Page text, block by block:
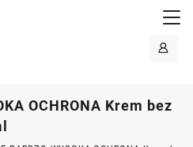
OCHRONA Krem bez